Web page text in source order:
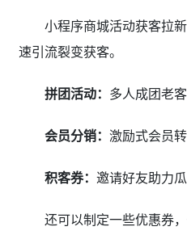
小程序商城活动获客拉
速引流裂变获客。
拼团活动： 多人成团老
会员分销： 激励式会员
积客券： 邀请好友助力
还可以制定一些优惠券